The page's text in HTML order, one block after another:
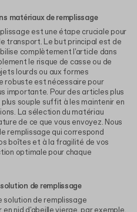
matériaux de remplissage
est une étape cruciale pour
transport. Le but principal est de
complètement l'article dans
le risque de casse ou de
lourds ou aux formes
robuste est nécessaire pour
importante. Pour des articles plus
souple suffit à les maintenir en
La sélection du matériau
de ce que vous envoyez. Nous
remplissage qui correspond
boîtes et à la fragilité de vos
optimale pour chaque
de remplissage
solution de remplissage